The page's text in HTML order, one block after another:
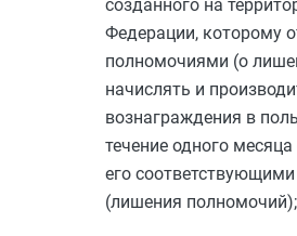
созданного на
Федерации, которому
полномочиями (о
начислять и
вознаграждения в
течение одного
его
(лишения полномочий);